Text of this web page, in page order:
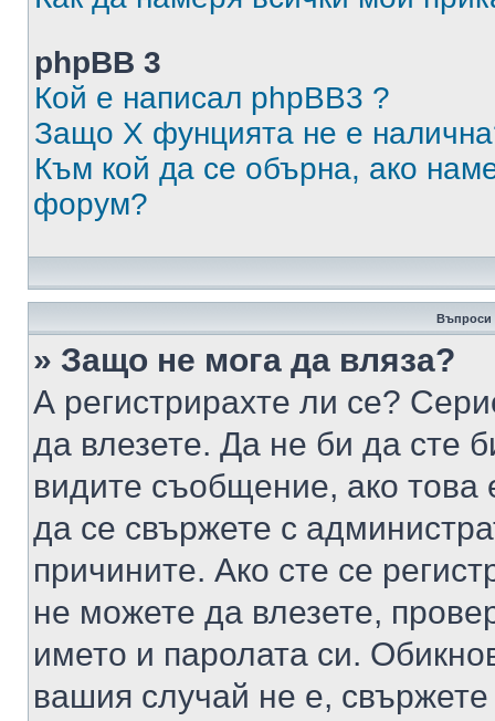
phpBB 3
Кой е написал phpBB3 ?
Защо X фунцията не е
Към кой да се обърна, ако
форум?
Въпроси
» Защо не мога да вляза?
А регистрирахте ли се?
да влезете. Да не би да сте
видите съобщение, ако това
да се свържете с
причините. Ако сте се
не можете да влезете,
името и паролата си.
вашия случай не е,